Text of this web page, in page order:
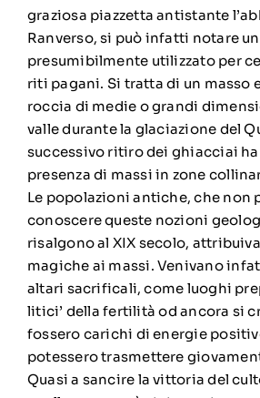
graziosa piazzetta antistante
Ranverso, si può infatti notare
presumibilmente utilizzato per
riti pagani. Si tratta di un masso
roccia di medie o grandi
valle durante la glaciazione del
successivo ritiro dei ghiacciai
presenza di massi in zone
Le popolazioni antiche, che non
conoscere queste nozioni
risalgono al XIX secolo,
magiche ai massi. Venivano
altari sacrificali, come luoghi
litici’ della fertilità od ancora si
fossero carichi di energie
potessero trasmettere
Quasi a sancire la vittoria del